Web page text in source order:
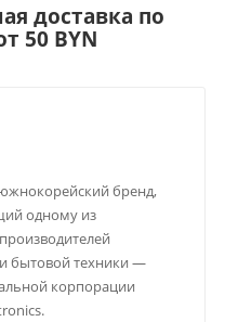
доставка по
50 BYN
бренд,
одному из
бытовой техники —
корпорации